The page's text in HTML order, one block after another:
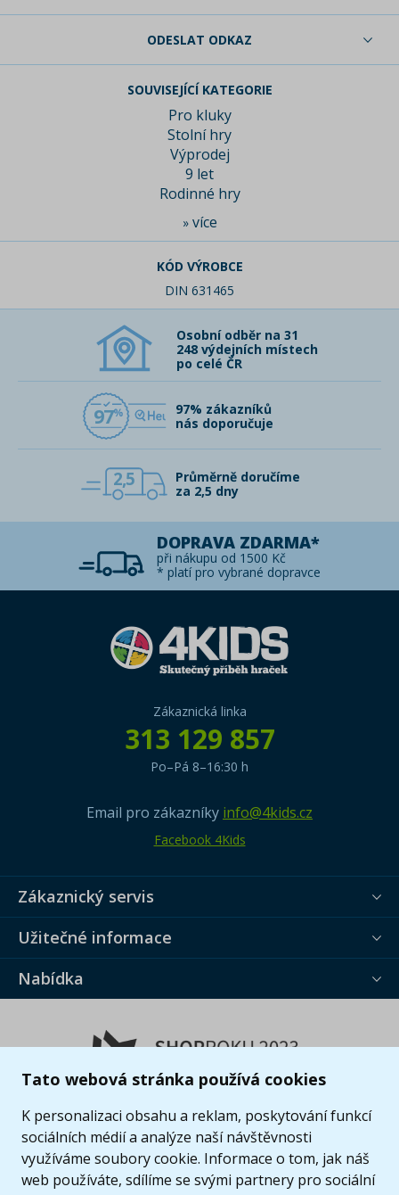
Tato webová stránka používá cookies
K personalizaci obsahu a reklam, poskytování funkcí
sociálních médií a analýze naší návštěvnosti
využíváme soubory cookie. Informace o tom, jak náš
web používáte, sdílíme se svými partnery pro sociální
ODESLAT ODKAZ
SOUVISEJÍCÍ KATEGORIE
Pro kluky
Stolní hry
Výprodej
9 let
Rodinné hry
» více
KÓD VÝROBCE
DIN 631465
Osobní odběr na 31
248 výdejních místech
po celé ČR
97
97% zákazníků
nás doporučuje
2,5
Průměrně doručíme
za 2,5 dny
DOPRAVA ZDARMA*
při nákupu od 1500 Kč
* platí pro vybrané dopravce
Zákaznická linka
313 129 857
Po–Pá 8–16:30 h
Email pro zákazníky info@4kids.cz
Facebook 4Kids
Zákaznický servis
Užitečné informace
Nabídka